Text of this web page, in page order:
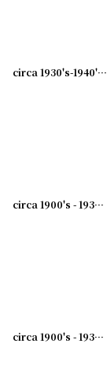
circa 1930's-1940's Advertising Bill Hook SERVICE... アドバタイジング フック 伝票ホルダー
circa 1900's - 1930's Advertising Clip BEAVER DAM COAL CO...アドバタイジング クリップ
circa 1900's - 1930's Advertising Clip SHEFFIELD SEALECT..アドバタイジング クリップ